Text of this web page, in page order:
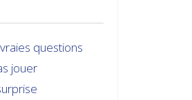
questions
jouer